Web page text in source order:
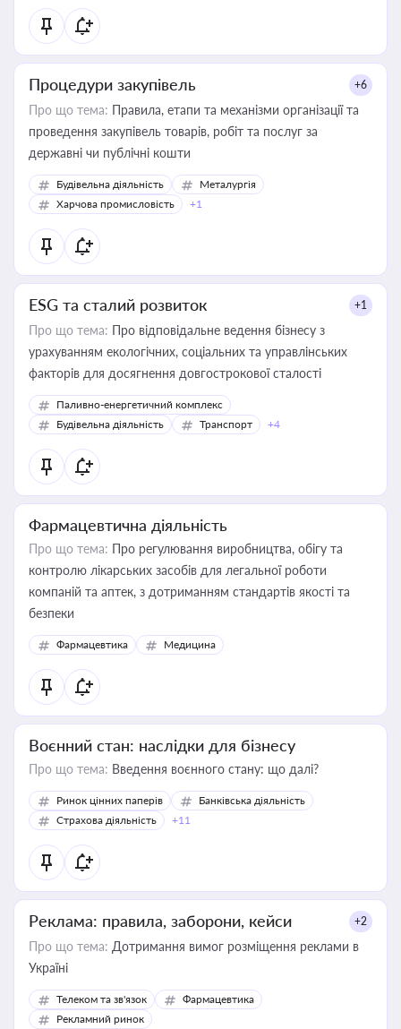
Процедури закупівель +6
Про що тема: Правила, етапи та механізми організації та
проведення закупівель товарів, робіт та послуг за
державні чи публічні кошти
Будівельна діяльність
Металургія
Харчова промисловість
+1
ESG та сталий розвиток +1
Про що тема: Про відповідальне ведення бізнесу з
урахуванням екологічних, соціальних та управлінських
факторів для досягнення довгострокової сталості
Паливно-енергетичний комплекс
Будівельна діяльність
Транспорт +4
Фармацевтична діяльність
Про що тема: Про регулювання виробництва, обігу та
контролю лікарських засобів для легальної роботи
компаній та аптек, з дотриманням стандартів якості та
безпеки
Фармацевтика Медицина
Воєнний стан: наслідки для бізнесу
Про що тема: Введення воєнного стану: що далі?
Ринок цінних паперів
Банківська діяльність
Страхова діяльність
+11
Реклама: правила, заборони, кейси +2
Про що тема: Дотримання вимог розміщення реклами в
Україні
Телеком та зв'язок
Фармацевтика
Рекламний ринок